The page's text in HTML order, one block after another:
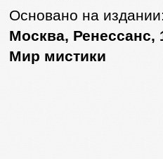
Основано на
Москва, Ренессанс,
Мир мистики